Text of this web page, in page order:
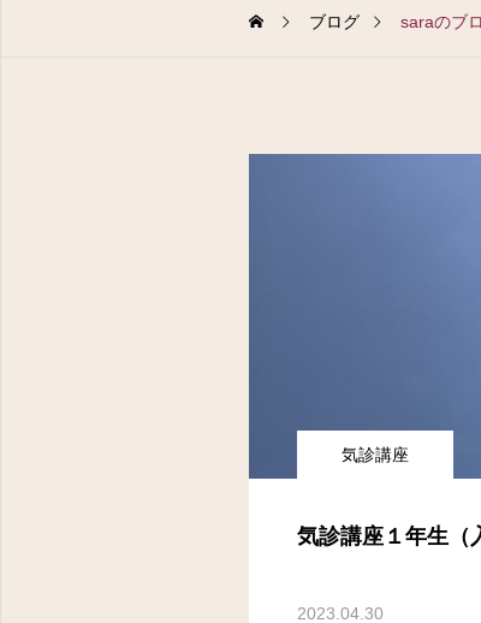
ブログ saraのブ
気診講座
気診講座１年生
2023.04.30